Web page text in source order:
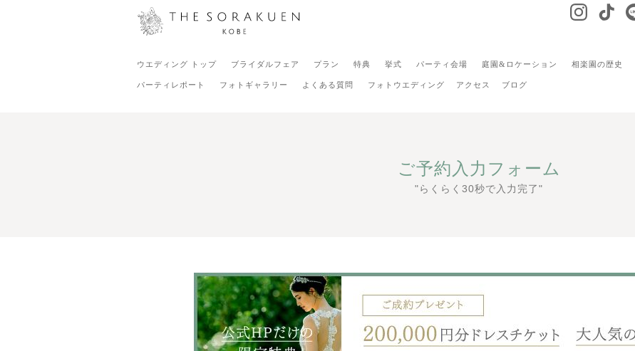
ウエディング トップ ブライダルフェア プラン 特典 挙式 パーティ会場 庭園&ロケーション 相楽園の歴史
パーティレポート フォトギャラリー よくある質問 フォトウエディング アクセス ブログ
ご予約入力フォーム
"らくらく30秒で入力完了"